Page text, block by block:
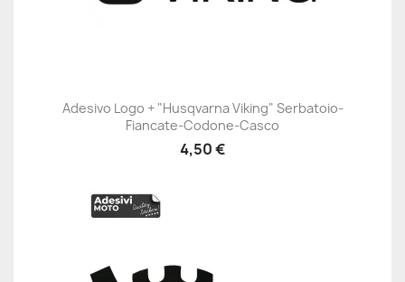
Adesivo Logo + "Husqvarna Viking" Serbatoio-
Fiancate-Codone-Casco
4,50 €